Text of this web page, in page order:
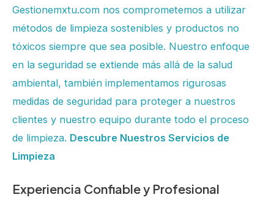
Gestionemxtu.com nos comprometemos a utilizar
métodos de limpieza sostenibles y productos no
tóxicos siempre que sea posible. Nuestro enfoque
en la seguridad se extiende más allá de la salud
ambiental, también implementamos rigurosas
medidas de seguridad para proteger a nuestros
clientes y nuestro equipo durante todo el proceso
de limpieza. Descubre Nuestros Servicios de
Limpieza
Experiencia Confiable y Profesional